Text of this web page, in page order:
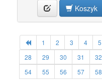
Koszyk
1 2 3 4 5
28
29 30 31 32
54
55 56 57 58